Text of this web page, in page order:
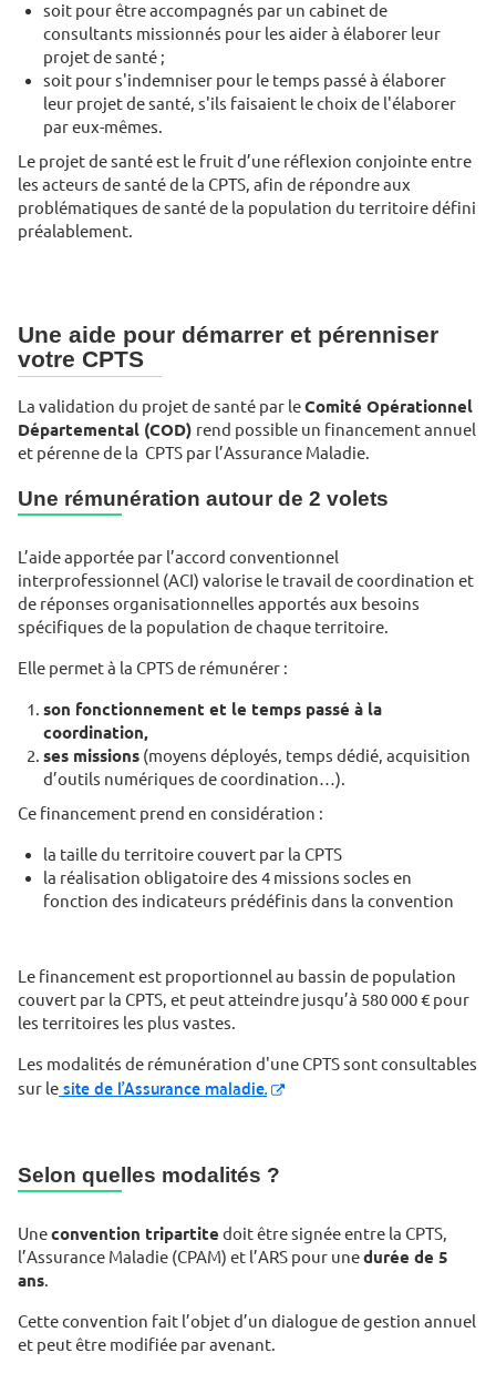
soit pour être accompagnés par un cabinet de
consultants missionnés pour les aider à élaborer leur
projet de santé ;
soit pour s'indemniser pour le temps passé à élaborer
leur projet de santé, s'ils faisaient le choix de l'élaborer
par eux-mêmes.
Le projet de santé est le fruit d’une réflexion conjointe entre
les acteurs de santé de la CPTS, afin de répondre aux
problématiques de santé de la population du territoire défini
préalablement.
Une aide pour démarrer et pérenniser
votre CPTS
La validation du projet de santé par leComité Opérationnel
Départemental (COD) rend possible un financement annuel
et pérenne de la CPTS par l’Assurance Maladie.
Une rémunération autour de 2 volets
L’aide apportée par l’accord conventionnel
interprofessionnel (ACI) valorise le travail de coordination et
de réponses organisationnelles apportés aux besoins
spécifiques de la population de chaque territoire.
Elle permet à la CPTS de rémunérer :
son fonctionnement et le temps passé à la
coordination,
ses missions(moyens déployés, temps dédié, acquisition
d’outils numériques de coordination…).
Ce financement prend en considération :
la taille du territoire couvert par la CPTS
la réalisation obligatoire des 4 missions socles en
fonction des indicateurs prédéfinis dans la convention
Le financement est proportionnel au bassin de population
couvert par la CPTS, et peut atteindre jusqu’à 580 000 € pour
les territoires les plus vastes.
Les modalités de rémunération d'une CPTS sont consultables
sur le site de l'Assurance maladie.
Selon quelles modalités ?
Uneconvention tripartite doit être signée entre la CPTS,
l’Assurance Maladie (CPAM) et l’ARS pour unedurée de 5
ans.
Cette convention fait l’objet d’un dialogue de gestion annuel
et peut être modifiée par avenant.